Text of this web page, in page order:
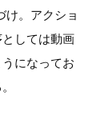
け。アクショ
しては動画
になってお